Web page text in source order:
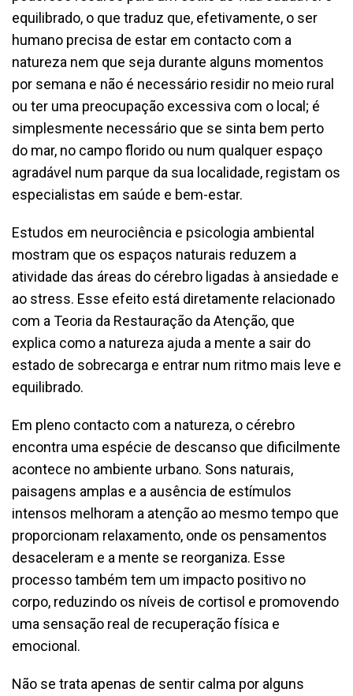
equilibrado, o que traduz que, efetivamente, o ser
humano precisa de estar em contacto com a
natureza nem que seja durante alguns momentos
por semana e não é necessário residir no meio rural
ou ter uma preocupação excessiva com o local; é
simplesmente necessário que se sinta bem perto
do mar, no campo florido ou num qualquer espaço
agradável num parque da sua localidade, registam os
especialistas em saúde e bem-estar.
Estudos em neurociência e psicologia ambiental
mostram que os espaços naturais reduzem a
atividade das áreas do cérebro ligadas à ansiedade e
ao stress. Esse efeito está diretamente relacionado
com a Teoria da Restauração da Atenção, que
explica como a natureza ajuda a mente a sair do
estado de sobrecarga e entrar num ritmo mais leve e
equilibrado.
Em pleno contacto com a natureza, o cérebro
encontra uma espécie de descanso que dificilmente
acontece no ambiente urbano. Sons naturais,
paisagens amplas e a ausência de estímulos
intensos melhoram a atenção ao mesmo tempo que
proporcionam relaxamento, onde os pensamentos
desaceleram e a mente se reorganiza. Esse
processo também tem um impacto positivo no
corpo, reduzindo os níveis de cortisol e promovendo
uma sensação real de recuperação física e
emocional.
Não se trata apenas de sentir calma por alguns